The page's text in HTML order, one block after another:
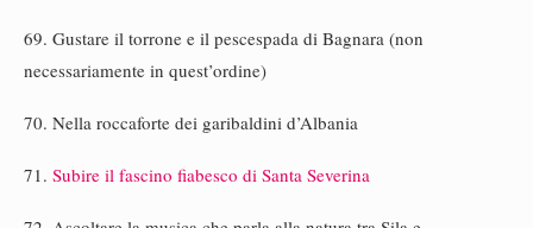
69. Gustare il torrone e il pescespada di Bagnara (non
necessariamente in quest’ordine)
70. Nella roccaforte dei garibaldini d’Albania
71. Subire il fascino fiabesco di Santa Severina